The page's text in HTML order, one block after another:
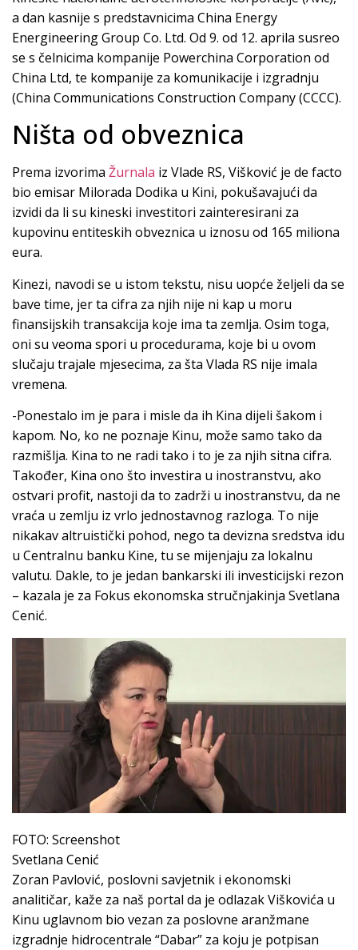
a dan kasnije s predstavnicima China Energy
Energineering Group Co. Ltd. Od 9. od 12. aprila susreo
se s čelnicima kompanije Powerchina Corporation od
China Ltd, te kompanije za komunikacije i izgradnju
(China Communications Construction Company (CCCC).
Ništa od obveznica
Prema izvorima Žurnala iz Vlade RS, Višković je de facto
bio emisar Milorada Dodika u Kini, pokušavajući da
izvidi da li su kineski investitori zainteresirani za
kupovinu entiteskih obveznica u iznosu od 165 miliona
eura.
Kinezi, navodi se u istom tekstu, nisu uopće željeli da se
bave time, jer ta cifra za njih nije ni kap u moru
finansijskih transakcija koje ima ta zemlja. Osim toga,
oni su veoma spori u procedurama, koje bi u ovom
slučaju trajale mjesecima, za šta Vlada RS nije imala
vremena.
-Ponestalo im je para i misle da ih Kina dijeli šakom i
kapom. No, ko ne poznaje Kinu, može samo tako da
razmišlja. Kina to ne radi tako i to je za njih sitna cifra.
Također, Kina ono što investira u inostranstvu, ako
ostvari profit, nastoji da to zadrži u inostranstvu, da ne
vraća u zemlju iz vrlo jednostavnog razloga. To nije
nikakav altruistički pohod, nego ta devizna sredstva idu
u Centralnu banku Kine, tu se mijenjaju za lokalnu
valutu. Dakle, to je jedan bankarski ili investicijski rezon
– kazala je za Fokus ekonomska stručnjakinja Svetlana
Cenić.
FOTO: Screenshot
Svetlana Cenić
Zoran Pavlović, poslovni savjetnik i ekonomski
analitičar, kaže za naš portal da je odlazak Viškovića u
Kinu uglavnom bio vezan za poslovne aranžmane
izgradnje hidrocentrale “Dabar” za koju je potpisan